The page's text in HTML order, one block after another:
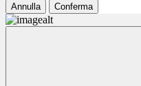
Annulla Conferma